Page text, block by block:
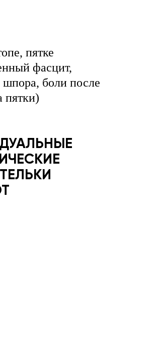
пятке
фасцит,
шпора, боли после
пятки)